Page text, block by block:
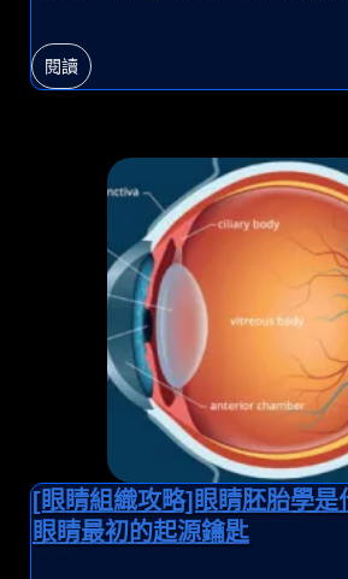
閱讀
[眼睛組織攻略]眼睛胚胎學是
眼睛最初的起源鑰匙